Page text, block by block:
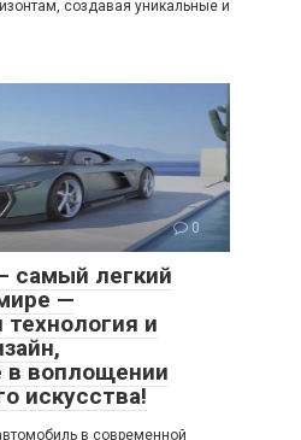
создавая уникальные и
0
самый легкий
—
и
воплощении
искусства!
в современной